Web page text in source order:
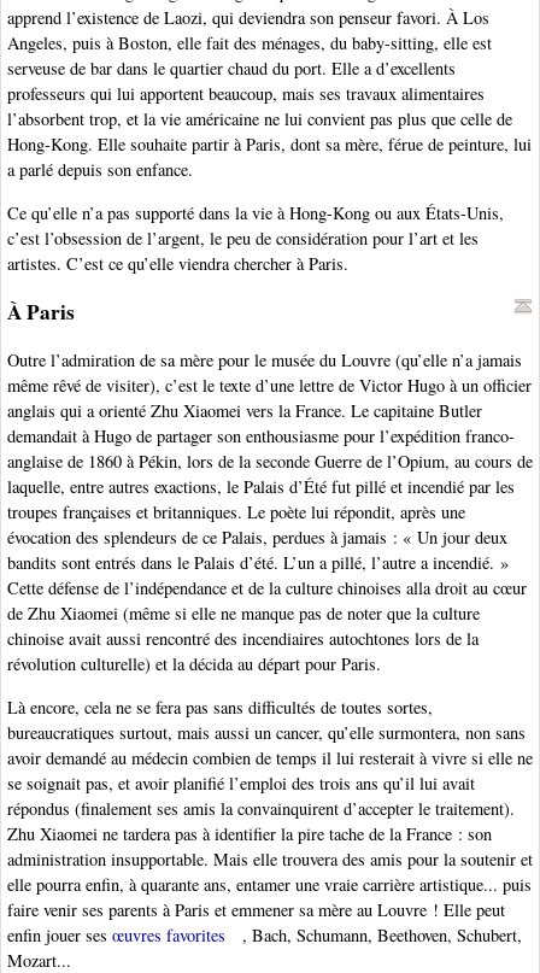
apprend l’existence de Laozi, qui deviendra son penseur favori. À Los
Angeles, puis à Boston, elle fait des ménages, du baby-sitting, elle est
serveuse de bar dans le quartier chaud du port. Elle a d’excellents
professeurs qui lui apportent beaucoup, mais ses travaux alimentaires
l’absorbent trop, et la vie américaine ne lui convient pas plus que celle de
Hong-Kong. Elle souhaite partir à Paris, dont sa mère, férue de peinture, lui
a parlé depuis son enfance.
Ce qu’elle n’a pas supporté dans la vie à Hong-Kong ou aux États-Unis,
c’est l’obsession de l’argent, le peu de considération pour l’art et les
artistes. C’est ce qu’elle viendra chercher à Paris.
À Paris
Outre l’admiration de sa mère pour le musée du Louvre (qu’elle n’a jamais
même rêvé de visiter), c’est le texte d’une lettre de Victor Hugo à un officier
anglais qui a orienté Zhu Xiaomei vers la France. Le capitaine Butler
demandait à Hugo de partager son enthousiasme pour l’expédition franco-
anglaise de 1860 à Pékin, lors de la seconde Guerre de l’Opium, au cours de
laquelle, entre autres exactions, le Palais d’Été fut pillé et incendié par les
troupes françaises et britanniques. Le poète lui répondit, après une
évocation des splendeurs de ce Palais, perdues à jamais : « Un jour deux
bandits sont entrés dans le Palais d’été. L’un a pillé, l’autre a incendié. »
Cette défense de l’indépendance et de la culture chinoises alla droit au cœur
de Zhu Xiaomei (même si elle ne manque pas de noter que la culture
chinoise avait aussi rencontré des incendiaires autochtones lors de la
révolution culturelle) et la décida au départ pour Paris.
Là encore, cela ne se fera pas sans difficultés de toutes sortes,
bureaucratiques surtout, mais aussi un cancer, qu’elle surmontera, non sans
avoir demandé au médecin combien de temps il lui resterait à vivre si elle ne
se soignait pas, et avoir planifié l’emploi des trois ans qu’il lui avait
répondus (finalement ses amis la convainquirent d’accepter le traitement).
Zhu Xiaomei ne tardera pas à identifier la pire tache de la France : son
administration insupportable. Mais elle trouvera des amis pour la soutenir et
elle pourra enfin, à quarante ans, entamer une vraie carrière artistique... puis
faire venir ses parents à Paris et emmener sa mère au Louvre ! Elle peut
enfin jouer ses œuvres favorites
, Bach, Schumann, Beethoven, Schubert,
Mozart...